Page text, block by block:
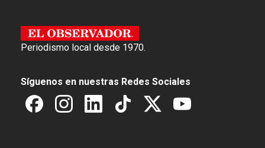
Periodismo local desde 1970.
Síguenos en nuestras Redes Sociales